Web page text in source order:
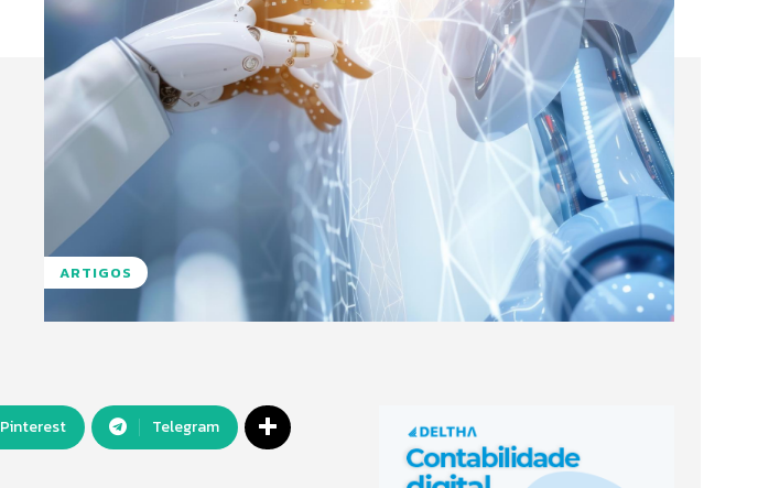
ARTIGOS
Pinterest Telegram